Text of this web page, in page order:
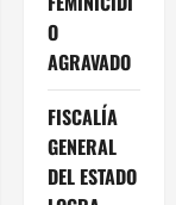
O
AGRAVADO
FISCALÍA
GENERAL
DEL ESTADO